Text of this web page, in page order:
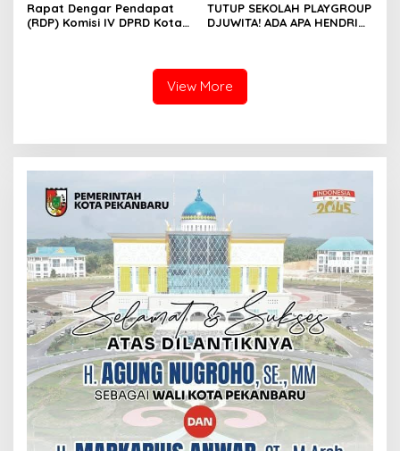
Rapat Dengar Pendapat
(RDP) Komisi IV DPRD Kota
TUTUP SEKOLAH PLAYGROUP
DJUWITA! ADA APA HENDRI
View More